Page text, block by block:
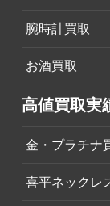
腕時計買取
お酒買取
高値買取実
金・プラチナ
喜平ネックレ